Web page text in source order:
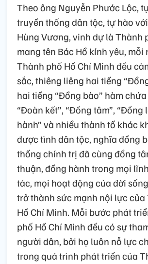
Theo ông Nguyễn Phước Lộc,
truyền thống dân tộc, tự hào
Hùng Vương, vinh dự là Thành
mang tên Bác Hồ kính yêu,
Thành phố Hồ Chí Minh đều
sắc, thiêng liêng hai tiếng
hai tiếng “Đồng bào” hàm
“Đoàn kết”, “Đồng tâm”, “Đồng
hành” và nhiều thành tố khác
được tình dân tộc, nghĩa đồng
thống chính trị đã cùng đồng
thuận, đồng hành trong mọi
tác, mọi hoạt động của đời
trở thành sức mạnh nội lực của
Hồ Chí Minh. Mỗi bước phát
phố Hồ Chí Minh đều có sự
người dân, bởi họ luôn nỗ lực
trong quá trình phát triển của